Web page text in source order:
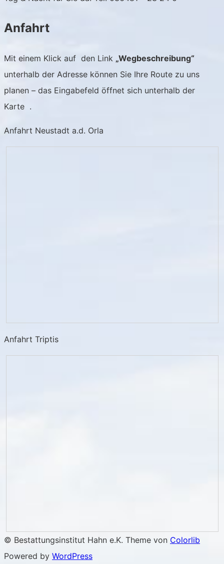
Anfahrt
Mit einem Klick auf den Link „Wegbeschreibung“
unterhalb der Adresse können Sie Ihre Route zu uns
planen – das Eingabefeld öffnet sich unterhalb der
Karte .
Anfahrt Neustadt a.d. Orla
Anfahrt Triptis
© Bestattungsinstitut Hahn e.K. Theme von Colorlib
Powered by WordPress